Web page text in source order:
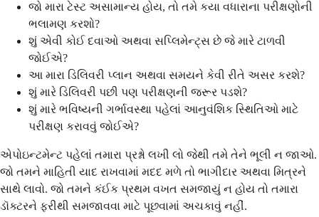
જો મારા ટેસ્ટ અસામાન્ય હોય, તો તમે કયા વધારાના પરીક્ષણોની
ભલામણ કરશો?
શું એવી કોઈ દવાઓ અથવા સપ્લિમેન્ટ્સ છે જે મારે ટાળવી
જોઈએ?
આ મારા ડિલિવરી પ્લાન અથવા સમયને કેવી રીતે અસર કરશે?
શું મારે ડિલિવરી પછી પણ પરીક્ષણની જરૂર પડશે?
શું મારે ભવિષ્યની ગર્ભાવસ્થા પહેલાં આનુવંશિક સ્થિતિઓ માટે
પરીક્ષણ કરાવવું જોઈએ?
એપોઇન્ટમેન્ટ પહેલાં તમારા પ્રશ્નો લખી લો જેથી તમે તેને ભૂલી ન જાઓ.
જો તમને માહિતી યાદ રાખવામાં મદદ મળે તો ભાગીદાર અથવા મિત્રને
સાથે લાવો. જો તમને કંઈક પ્રથમ વખત સમજાયું ન હોય તો તમારા
ડૉક્ટરને ફરીથી સમજાવવા માટે પૂછવામાં અચકાવું નહીં.